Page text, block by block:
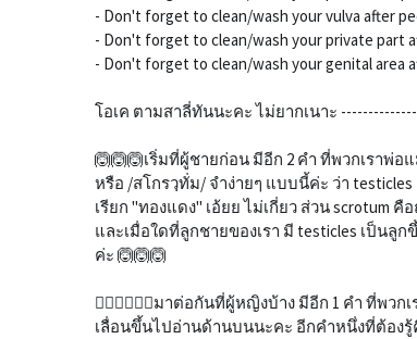
- Don't forget to clean/wash your vulva after
- Don't forget to clean/wash your private part
- Don't forget to clean/wash your genital area
โอเค ตามสาลี่ทันนะคะ ไม่ยากเนาะ
🙆🙆🙆เริ่มที่ผู้ชายก่อน มีอีก 2 คำ ที่พวกเราพ่อ
หรือ /สโกรวฺทั่ม/ จำง่ายๆ แบบนี้ค่ะ ว่า
เรียก "ทองแดง" เอ้ยย ไม่เกี่ยว ส่วน
และเมื่อใดที่ลูกชายของเรา มี testicles เป็น
ค่ะ 🙆🙆🙆
🙋‍♀️🙋‍♀️🙋‍♀️มาต่อกันที่ผู้หญิงบ้าง มีอีก 1 คำ ที่พว
เลื่อนขึ้นไปอ่านด้านบนนะคะ อีกคำหนึ่งที่ต้องรู้